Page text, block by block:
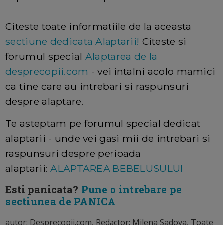
Citeste toate informatiile de la aceasta
sectiune dedicata Alaptarii! Citeste si
forumul special Alaptarea de la
desprecopii.com - vei intalni acolo mamici
ca tine care au intrebari si raspunsuri
despre alaptare.
Te asteptam pe forumul special dedicat
alaptarii - unde vei gasi mii de intrebari si
raspunsuri despre perioada
alaptarii:ALAPTAREA BEBELUSULUI
Esti panicata? Pune o intrebare pe
sectiunea de PANICA
autor: Desprecopii.com, Redactor: Milena Sadova, Toate